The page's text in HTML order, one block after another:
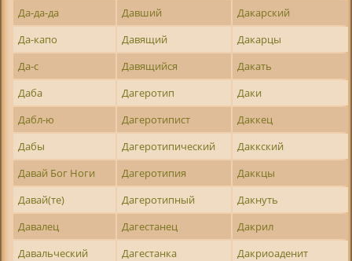
Да-да-да
Давший
Дакарский
Да-капо
Давящий
Дакарцы
Да-с
Давящийся
Дакать
Даба
Дагеротип
Даки
Дабл-ю
Дагеротипист
Даккец
Дабы
Дагеротипический
Даккский
Давай Бог Ноги
Дагеротипия
Даккцы
Давай(те)
Дагеротипный
Дакнуть
Давалец
Дагестанец
Дакрил
Давальческий
Дагестанка
Дакриоаденит